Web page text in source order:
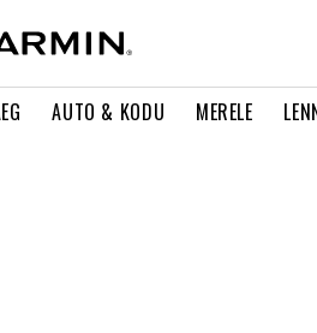
AUTO & KODU MERELE